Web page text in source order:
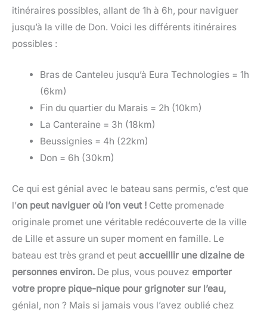
itinéraires possibles, allant de 1h à 6h, pour naviguer
jusqu’à la ville de Don. Voici les différents itinéraires
possibles :
Bras de Canteleu jusqu’à Eura Technologies = 1h
(6km)
Fin du quartier du Marais = 2h (10km)
La Canteraine = 3h (18km)
Beussignies = 4h (22km)
Don = 6h (30km)
Ce qui est génial avec le bateau sans permis, c’est que
l’on peut naviguer où l’on veut ! Cette promenade
originale promet une véritable redécouverte de la ville
de Lille et assure un super moment en famille. Le
bateau est très grand et peut accueillir une dizaine de
personnes environ. De plus, vous pouvez emporter
votre propre pique-nique pour grignoter sur l’eau,
génial, non ? Mais si jamais vous l’avez oublié chez